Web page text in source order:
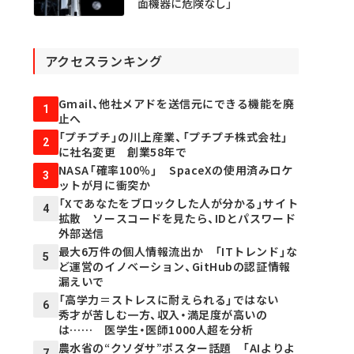
アクセスランキング
1
Gmail、他社メアドを送信元にできる機能を廃
止へ
2
「プチプチ」の川上産業、「プチプチ株式会社」
に社名変更 創業58年で
3
NASA「確率100％」 SpaceXの使用済みロケ
ットが月に衝突か
4
「Xであなたをブロックした人が分かる」サイト
拡散 ソースコードを見たら、IDとパスワード
外部送信
5
最大6万件の個人情報流出か 「ITトレンド」な
ど運営のイノベーション、GitHubの認証情報
漏えいで
6
「高学力＝ストレスに耐えられる」ではない
秀才が苦しむ一方、収入・満足度が高いの
は…… 医学生・医師1000人超を分析
農水省の“クソダサ”ポスター話題 「AIよりよ